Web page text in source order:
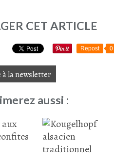
CET ARTICLE
Repost 0
la newsletter
aussi :